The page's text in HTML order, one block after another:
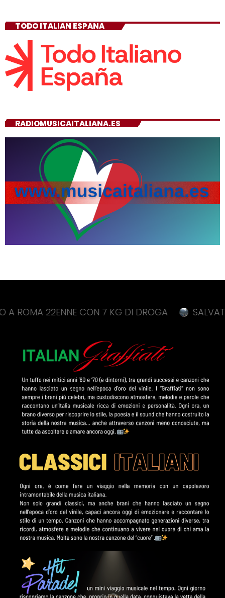
TODO ITALIAN ESPANA
RADIOMUSICAITALIANA.ES
22ENNE CON 7 KG DI DROGA SALVATI 18